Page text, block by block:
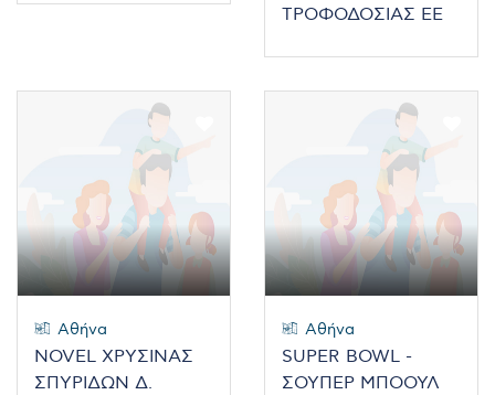
ΤΡΟΦΟΔΟΣΙΑΣ ΕΕ
Αθήνα
NOVEL ΧΡΥΣΙΝΑΣ
ΣΠΥΡΙΔΩΝ Δ.
Αθήνα
SUPER BOWL -
ΣΟΥΠΕΡ ΜΠΟΟΥΛ